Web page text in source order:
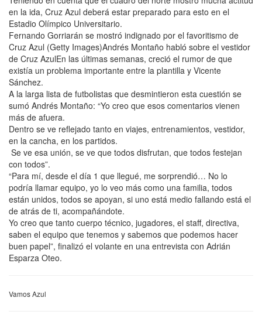
en la ida, Cruz Azul deberá estar preparado para esto en el
Estadio Olímpico Universitario.
Fernando Gorriarán se mostró indignado por el favoritismo de
Cruz Azul (Getty Images)Andrés Montaño habló sobre el vestidor
de Cruz AzulEn las últimas semanas, creció el rumor de que
existía un problema importante entre la plantilla y Vicente
Sánchez.
A la larga lista de futbolistas que desmintieron esta cuestión se
sumó Andrés Montaño: “Yo creo que esos comentarios vienen
más de afuera.
Dentro se ve reflejado tanto en viajes, entrenamientos, vestidor,
en la cancha, en los partidos.
Se ve esa unión, se ve que todos disfrutan, que todos festejan
con todos”.
“Para mí, desde el día 1 que llegué, me sorprendió… No lo
podría llamar equipo, yo lo veo más como una familia, todos
están unidos, todos se apoyan, si uno está medio fallando está el
de atrás de ti, acompañándote.
Yo creo que tanto cuerpo técnico, jugadores, el staff, directiva,
saben el equipo que tenemos y sabemos que podemos hacer
buen papel”, finalizó el volante en una entrevista con Adrián
Esparza Oteo.
Vamos Azul